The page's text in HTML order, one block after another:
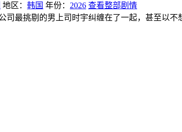
地区： 韩国 年份： 2026 查看整部剧情
剔的男上司时宇纠缠在了一起，甚至以不